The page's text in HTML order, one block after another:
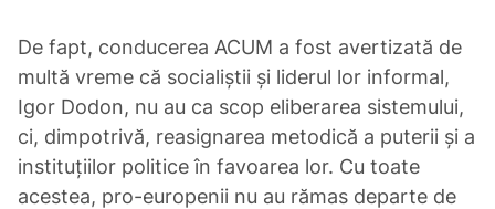
De fapt, conducerea ACUM a fost avertizată de
multă vreme că socialiștii și liderul lor informal,
Igor Dodon, nu au ca scop eliberarea sistemului,
ci, dimpotrivă, reasignarea metodică a puterii și a
instituțiilor politice în favoarea lor. Cu toate
acestea, pro-europenii nu au rămas departe de